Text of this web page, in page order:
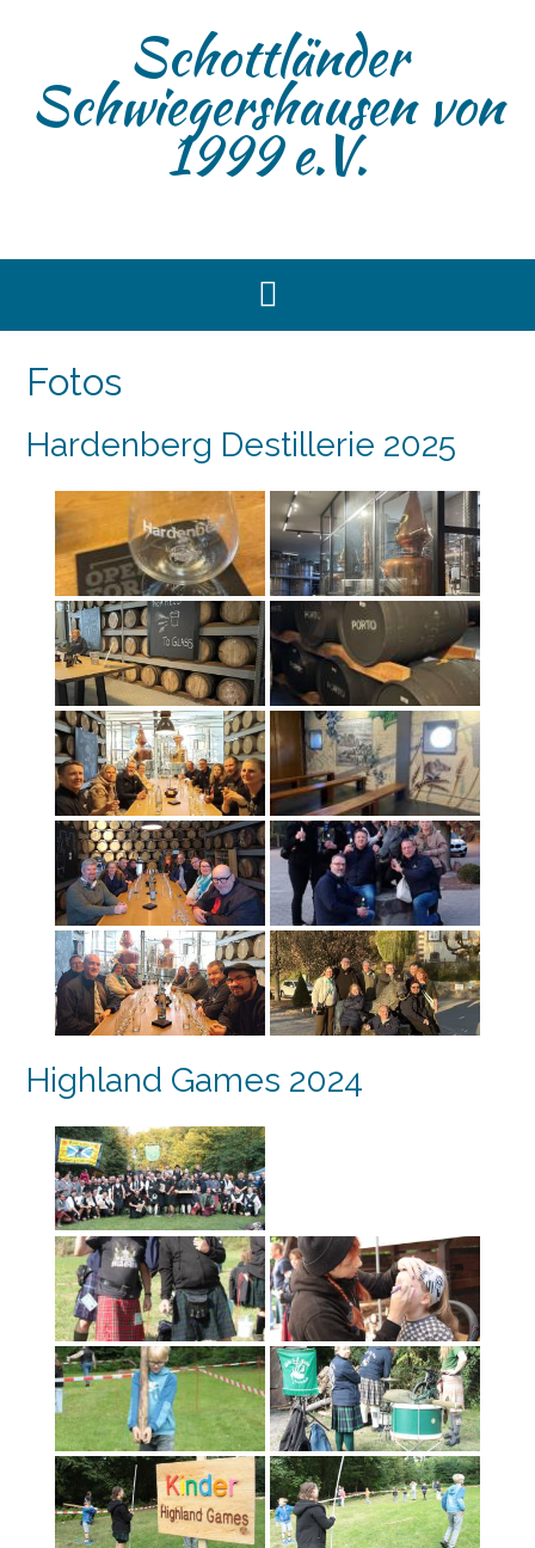
Schottländer
Schwiegershausen von
1999 e.V.
Fotos
Hardenberg Destillerie 2025
Highland Games 2024